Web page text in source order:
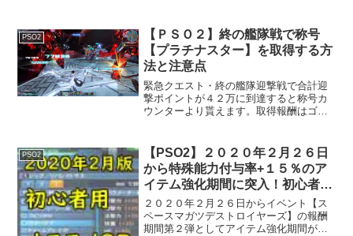
ッチ商品が更新、次回更新は１１月６
日。ＡＣスクラッチ「サ...
PSO2
【ＰＳＯ２】終の艦隊戦で称号
【プラチナスター】を取得する方
法と注意点
緊急クエスト・終の艦隊迎撃戦で合計迎
撃ポイントが４２万に到達すると称号カ
ウンターより貰えます。取得報酬はゴー
撃戦：味方救援 ８５，０００ 艦隊迎
撃戦：被害艦救助 ７...
PSO2
【PSO2】２０２０年２月２６日
から特殊能力付与率+１５％のア
イテム強化期間に突入！初心者用
オススメのOP紹介！！
２０２０年２月２６日からイベント【ス
ペースマガツデストロイヤーズ】の報酬
期間第２弾としてアイテム強化期間が来